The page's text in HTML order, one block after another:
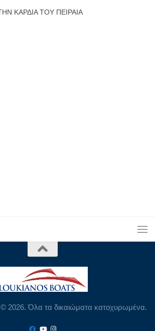
ΚΑΡΔΙΆ ΤΟΥ ΠΕΙΡΑΙΆ
2026. Όλα τα δικαιώματα κατοχυρωμένα.